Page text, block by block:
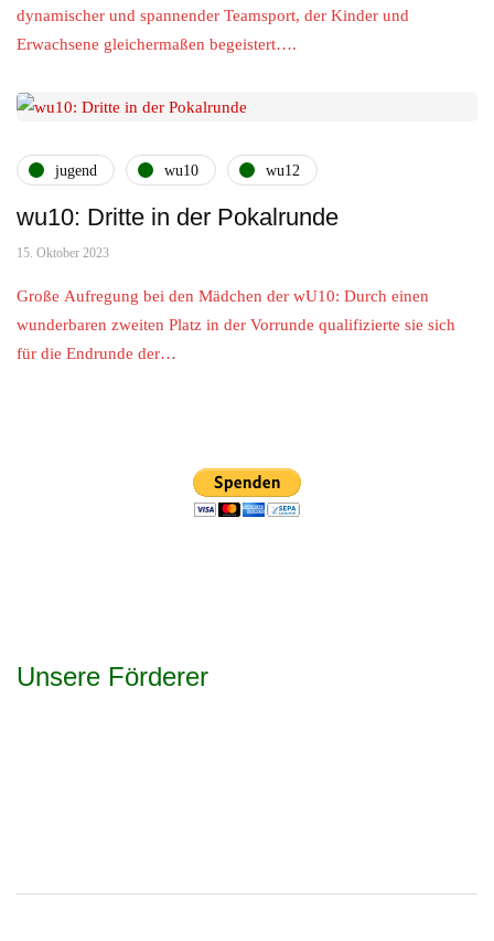
dynamischer und spannender Teamsport, der Kinder und
Erwachsene gleichermaßen begeistert….
jugend wu10 wu12
wu10: Dritte in der Pokalrunde
15. Oktober 2023
Große Aufregung bei den Mädchen der wU10: Durch einen
wunderbaren zweiten Platz in der Vorrunde qualifizierte sie sich
für die Endrunde der…
Unsere Förderer